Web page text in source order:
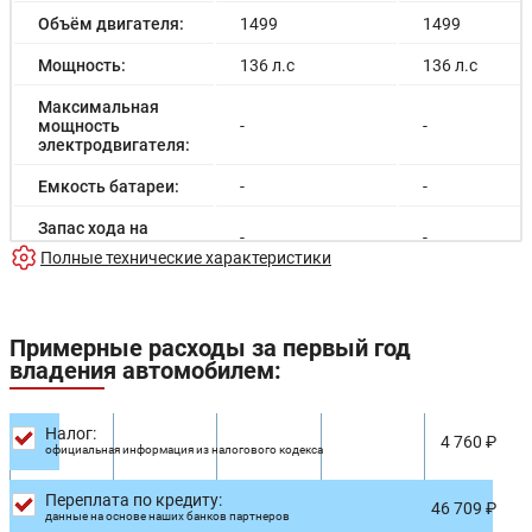
Объём двигателя: 1499 1499
Мощность: 136 л.с 136 л.с
Максимальная
мощность
электродвигателя:
- -
Емкость батареи: - -
Запас хода на
электричестве:
- -
(быстрая):
-
Разгон до 100км/
час:
Максимальная
скорость:
170 км/ч
Расход в
9.2/100км
Полные технические характеристики
Примерные расходы за первый год
владения автомобилем:
Налог:
официальная информация из налогового кодекса 4 760 ₽
Переплата по кредиту:
данные на основе наших банков партнеров 46 709 ₽